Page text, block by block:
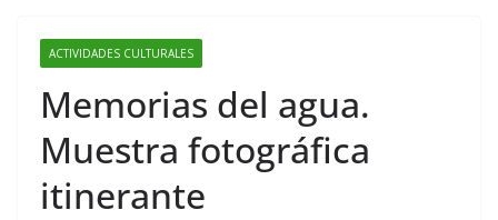
ACTIVIDADES CULTURALES
Memorias del agua.
Muestra fotográfica
itinerante